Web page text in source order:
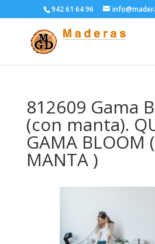
942 61 64 96
812609 Gama
(con manta).
GAMA BLOOM
MANTA )